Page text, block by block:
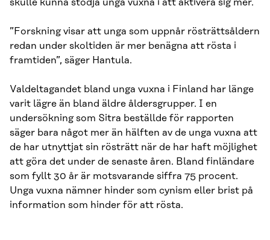
skulle kunna stödja unga vuxna i att aktivera sig mer.
”Forskning visar att unga som uppnår rösträttsåldern
redan under skoltiden är mer benägna att rösta i
framtiden”, säger Hantula.
Valdeltagandet bland unga vuxna i Finland har länge
varit lägre än bland äldre åldersgrupper. I en
undersökning som Sitra beställde för rapporten
säger bara något mer än hälften av de unga vuxna att
de har utnyttjat sin rösträtt när de har haft möjlighet
att göra det under de senaste åren. Bland finländare
som fyllt 30 år är motsvarande siffra 75 procent.
Unga vuxna nämner hinder som cynism eller brist på
information som hinder för att rösta.